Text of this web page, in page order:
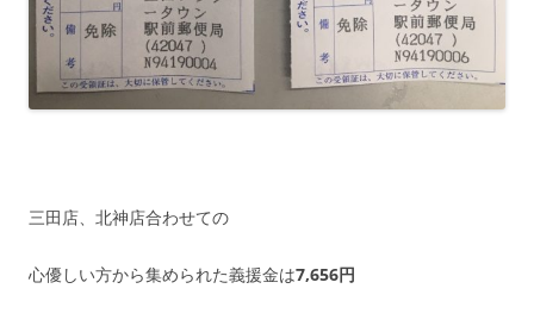
三田店、北神店合わせての
心優しい方から集められた義援金は7,656円